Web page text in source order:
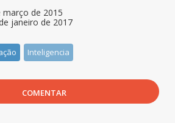
março de 2015
janeiro de 2017
Inteligencia
COMENTAR